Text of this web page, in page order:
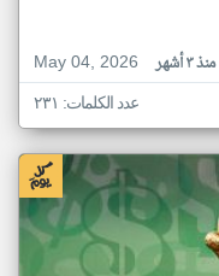
May 04, 2026
منذ ٣ أشهر
عدد الكلمات: ٢٣١